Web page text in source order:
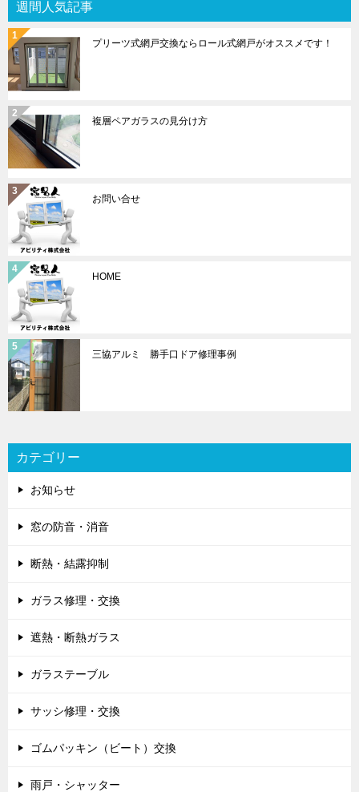
週間人気記事
プリーツ式網戸交換ならロール式網戸がオススメです！
複層ペアガラスの見分け方
お問い合せ
HOME
三協アルミ 勝手口ドア修理事例
カテゴリー
お知らせ
窓の防音・消音
断熱・結露抑制
ガラス修理・交換
遮熱・断熱ガラス
ガラステーブル
サッシ修理・交換
ゴムパッキン（ビート）交換
雨戸・シャッター